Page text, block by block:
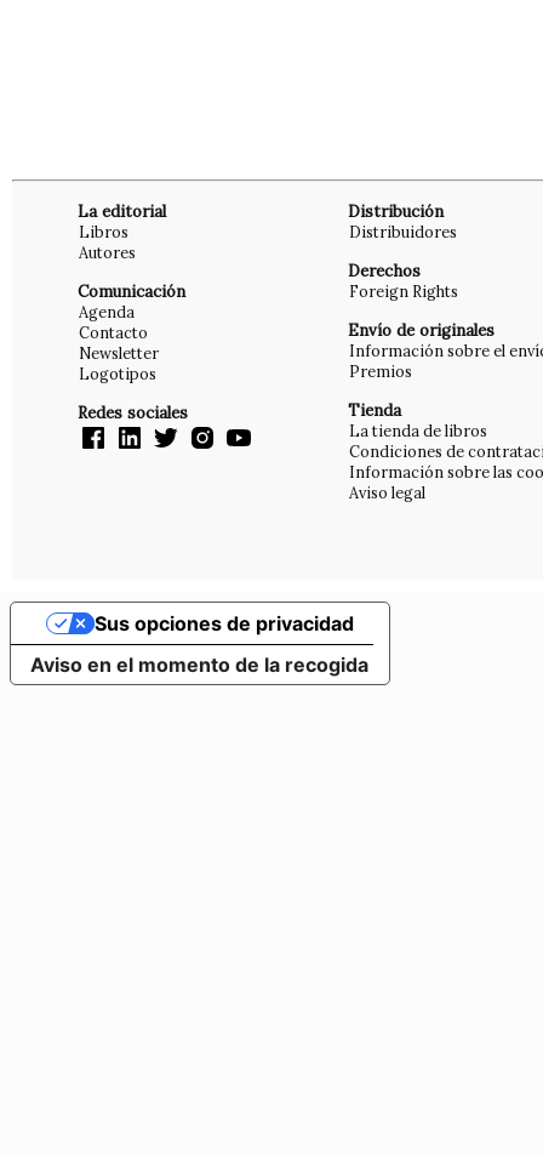
La editorial
Libros
Autores
Comunicación
Agenda
Contacto
Newsletter
Logotipos
Redes sociales
Distribución
Distribuidores
Derechos
Foreign Rights
Envío de originales
Información sobre el
Premios
Tienda
La tienda de libros
Condiciones de
Información sobre las
Aviso legal
Aviso en el momento de la recogida
Sus opciones de privacidad